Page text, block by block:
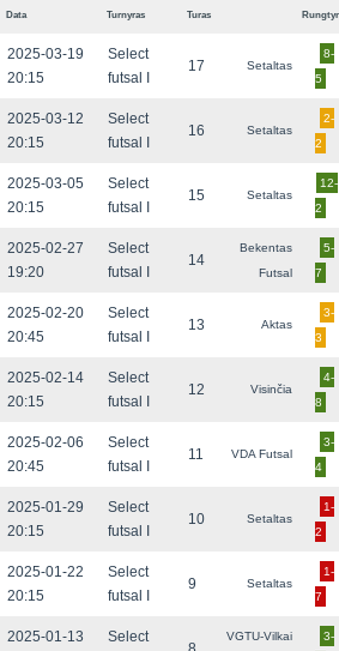
Data Turnyras Turas
2025-03-19
20:15
Select
futsal I
17 Setaltas
8-
5
2025-03-12
20:15
Select
futsal I
16 Setaltas
2-
2
2025-03-05
20:15
Select
futsal I
15 Setaltas
12-
2
2025-02-27
19:20
Select
futsal I
14
Bekentas
Futsal
5-
7
2025-02-20
20:45
Select
futsal I
13 Aktas
3-
3
2025-02-14
20:15
Select
futsal I
12 Visinčia
4-
8
2025-02-06
20:45
Select
futsal I
11 VDA Futsal
3-
4
2025-01-29
20:15
Select
futsal I
10 Setaltas
1-
2
2025-01-22
20:15
Select
futsal I
9 Setaltas
1-
7
2025-01-13
Select
VGTU-Vilkai
3-